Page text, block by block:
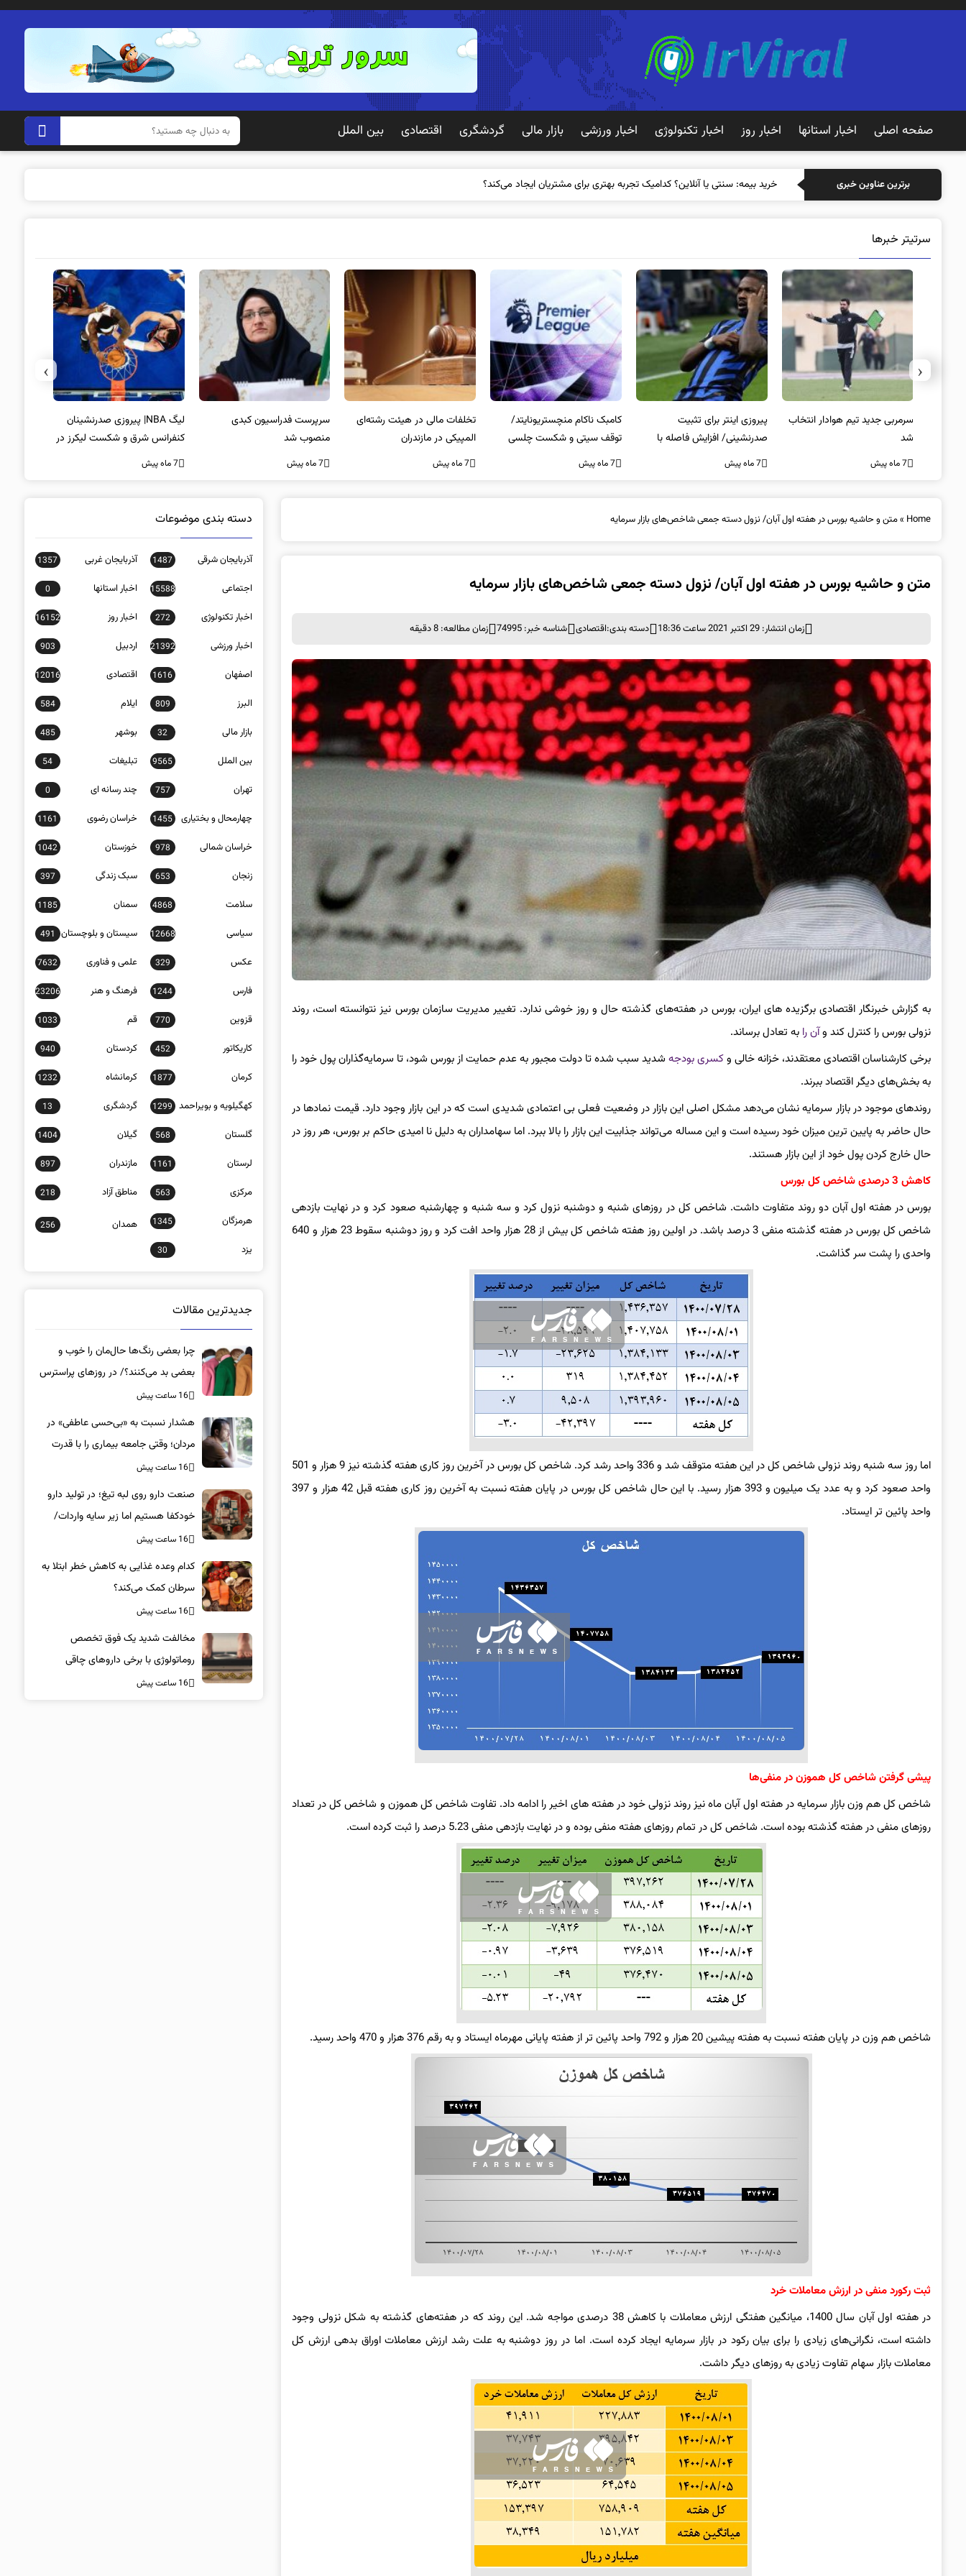
صفحه اصلی اخبار استانها اخبار روز اخبار تکنولوژی اخبار ورزشی بازار مالی گردشگری اقتصادی بین الملل
برترین عناوین خبری خرید بیمه: سنتی یا
سرتیتر خبرها
سرمربی جدید تیم هوادار انتخاب
شد
7 ماه پیش
پیروزی اینتر برای تثبیت
صدرنشینی/ افزایش فاصله با
ناپولی
7 ماه پیش
کامبک ناکام منچستریونایتد/
توقف سیتی و شکست چلسی
7 ماه پیش
تخلفات مالی در هیئت رشته‌ای
المپیکی در مازندران
7 ماه پیش
سرپرست فدراسیون کبدی
منصوب شد
7 ماه پیش
لیگ NBA| پیروزی صدرنشینان
کنفرانس شرق و شکست لیکرز در
غیاب جیمز
7 ماه پیش
‹
›
Home
»متن و حاشیه بورس در هفته اول آبان/ نزول دسته جمعی شاخص‌های بازار سرمایه
متن و حاشیه بورس در هفته اول آبان/ نزول دسته جمعی شاخص‌های بازار سرمایه
زمان انتشار: 29 اکتبر 2021 ساعت 18:36 دسته بندی:اقتصادی شناسه خبر: 74995 زمان مطالعه: 8 دقیقه
به گزارش خبرنگار اقتصادی برگزیده های ایران، بورس در هفته‌های گذشته حال و روز خوشی ندارد. تغییر مدیریت سازمان بورس نیز نتوانسته است، روند
نزولی بورس را کنترل کند وآن را به تعادل برساند.
برخی کارشناسان اقتصادی معتقدند، خزانه خالی وکسری بودجهشدید سبب شده تا دولت مجبور به عدم حمایت از بورس شود، تا سرمایه‌گذاران پول خود را
به بخش‌های دیگر اقتصاد ببرند.
روندهای موجود در بازار سرمایه نشان می‌دهد مشکل اصلی این بازار در وضعیت فعلی بی اعتمادی شدیدی است که در این بازار وجود دارد. قیمت نمادها در
حال حاضر به پایین ترین میزان خود رسیده است و این مساله می‌تواند جذابیت این بازار را بالا ببرد. اما سهامداران به دلیل نا امیدی حاکم بر بورس، هر روز در
حال خارج کردن پول خود از این بازار هستند.
کاهش 3 درصدی شاخص کل بورس
بورس در هفته اول آبان دو روند متفاوت داشت. شاخص کل در روز‌های شنبه و دوشنبه نزول کرد و سه ‌شنبه و چهارشنبه صعود کرد و در نهایت بازدهی
شاخص کل بورس در هفته گذشته منفی 3 درصد باشد. در اولین روز هفته شاخص کل بیش از 28 هزار واحد افت کرد و روز دوشنبه سقوط 23 هزار و 640
واحدی را پشت سر گذاشت.
اما روز سه‌ شنبه روند نزولی شاخص کل در این هفته متوقف شد و 336 واحد رشد کرد. شاخص کل بورس در آخرین روز کاری هفته گذشته نیز 9 هزار و 501
واحد صعود کرد و به عدد یک میلیون و 393 هزار رسید. با این حال شاخص کل بورس در پایان هفته نسبت به آخرین روز کاری هفته قبل 42 هزار و 397
واحد پائین ‌تر ایستاد.
پیشی گرفتن شاخص کل هموزن در منفی‌ها
شاخص کل هم وزن بازار سرمایه در هفته اول آبان ماه نیز روند نزولی خود در هفته های اخیر را ادامه داد. تفاوت شاخص کل هموزن و شاخص کل در تعداد
روزهای منفی در هفته گذشته بوده است. شاخص کل در تمام روزهای هفته منفی بوده و در نهایت بازدهی منفی 5.23 درصد را ثبت کرده است.
شاخص هم وزن در پایان هفته نسبت به هفته پیشین 20 هزار و 792 واحد پائین ‌تر از هفته پایانی مهرماه ایستاد و به رقم 376 هزار و 470 واحد رسید.
ثبت رکورد منفی در ارزش معاملات خرد
در هفته اول آبان سال 1400، میانگین هفتگی ارزش معاملات با کاهش 38 درصدی مواجه شد. این روند که در هفته‌های گذشته به شکل نزولی وجود
داشته است، نگرانی‌های زیادی را برای بیان رکود در بازار سرمایه ایجاد کرده است. اما در روز دوشنبه به علت رشد ارزش معاملات اوراق بدهی ارزش کل
معاملات بازار سهام تفاوت زیادی به روزهای دیگر داشت.
دسته بندی موضوعات
آذربایجان شرقی 1487 آذربایجان غربی 1357
اجتماعی 15588 اخبار استانها 0
اخبار تکنولوژی 272 اخبار روز 16152
اخبار ورزشی 21392 اردبیل 903
اصفهان 1616 اقتصادی 12016
البرز 809 ایلام 584
بازار مالی 32 بوشهر 485
بین الملل 9565 تبلیغات 54
تهران 757 چند رسانه ای 0
چهارمحال و بختیاری 1455 خراسان رضوی 1161
خراسان شمالی 978 خوزستان 1042
زنجان 653 سبک زندگی 397
سلامت 4868 سمنان 1185
سیاسی 12668 سیستان و بلوچستان 491
عکس 329 علمی و فناوری 7632
فارس 1244 فرهنگ و هنر 23206
قزوین 770 قم 1033
کاریکاتور 452 کردستان 940
کرمان 1877 کرمانشاه 1232
کهگیلویه و بویراحمد 1299 گردشگری 13
گلستان 568 گیلان 1404
لرستان 1161 مازندران 897
مرکزی 563 مناطق آزاد 218
هرمزگان 1345 همدان 256
یزد 30
جدیدترین مقالات
چرا بعضی رنگ‌ها حال‌مان را خوب و
بعضی بد می‌کنند؟/ در روزهای پراسترس
این رنگ‌ها را بپوشید
16 ساعت پیش
هشدار نسبت به «بی‌حسی عاطفی» در
مردان؛ وقتی جامعه بیماری را با قدرت
اشتباه می‌گیرد
16 ساعت پیش
صنعت دارو روی لبه تیغ؛ در تولید دارو
خودکفا هستیم اما زیر سایه واردات/
کدام داروها این روزها کمیاب شده‌اند؟/
«کشور سه ماه ذخیره دارویی دارد»
16 ساعت پیش
کدام وعده غذایی به کاهش خطر ابتلا به
سرطان کمک می‌کند؟
16 ساعت پیش
مخالفت شدید یک فوق تخصص
روماتولوژی با برخی داروهای چاقی
16 ساعت پیش